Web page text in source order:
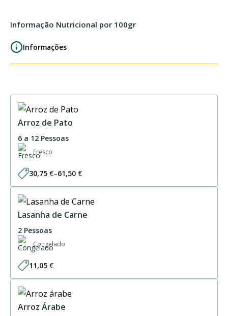
Informação Nutricional por 100gr
Informações
Arroz de Pato
6 a 12 Pessoas
Fresco
30,75 €–61,50 €
Price
range:
through
61,50 €
Lasanha de Carne
2 Pessoas
Congelado
11,05 €
Arroz Árabe